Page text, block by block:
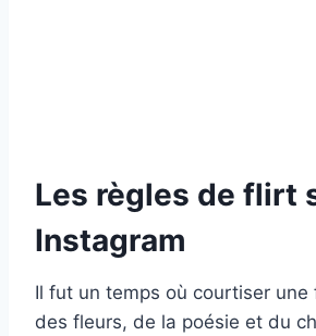
Les règles de flirt
Instagram
Il fut un temps où courtiser
des fleurs, de la poésie et du